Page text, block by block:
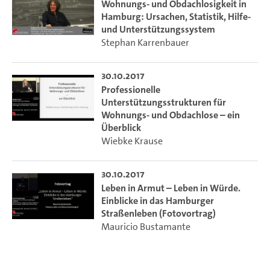
Osteuropa
Wohnungs- und Obdachlosigkeit in
Hamburg: Ursachen, Statistik, Hilfe-
und Unterstützungssystem
Stephan Karrenbauer
30.10.2017
Professionelle
Unterstützungsstrukturen für
Wohnungs- und Obdachlose – ein
Überblick
Wiebke Krause
30.10.2017
Leben in Armut – Leben in Würde.
Einblicke in das Hamburger
Straßenleben (Fotovortrag)
Mauricio Bustamante